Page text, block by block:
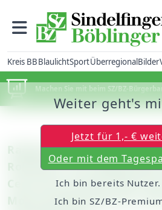
Kreis BBBlaulichtSportÜberregionalBilder
Machen Sie mit beim SZ/BZ-
Radsport: Matthias
Rohrbach vom
Centurion-Vaude holen
Mountainbike-Rennen
Weiter geht's
Jetzt für 1,- €
Oder mit dem
Ich bin bereits Nutzer.
Ich bin SZ/BZ-